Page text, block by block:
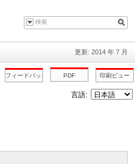
更新: 2014 年 7 月
言語: